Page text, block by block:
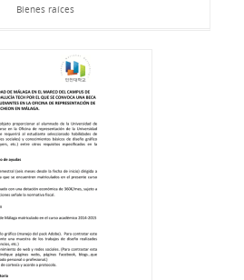
Bienes raíces